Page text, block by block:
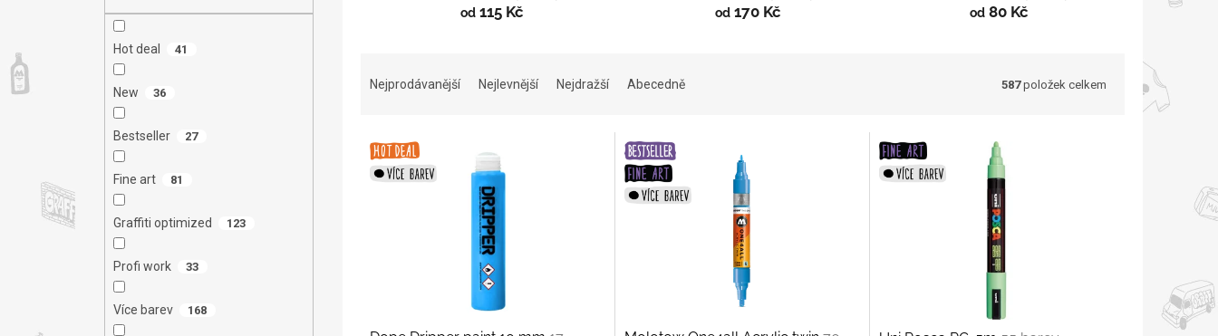
Hot deal 41
New 36
Bestseller 27
Fine art 81
Graffiti optimized 123
Profi work 33
Více barev 168
od 115 Kč
od170 Kč
od80 Kč
n
p
Nejprodávanější Nejlevnější Nejdražší Abecedně 587položek celkem
V
p